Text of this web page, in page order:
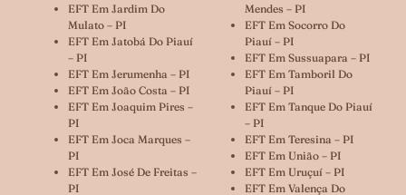
EFT Em Jardim Do
Mulato – PI
EFT Em Jatobá Do Piauí
– PI
EFT Em Jerumenha – PI
EFT Em João Costa – PI
EFT Em Joaquim Pires –
PI
EFT Em Joca Marques –
PI
EFT Em José De Freitas –
PI
Mendes – PI
EFT Em Socorro Do
Piauí – PI
EFT Em Sussuapara – PI
EFT Em Tamboril Do
Piauí – PI
EFT Em Tanque Do Piauí
– PI
EFT Em Teresina – PI
EFT Em União – PI
EFT Em Uruçuí – PI
EFT Em Valença Do